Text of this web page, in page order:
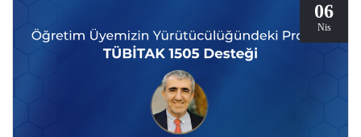
06
Nis